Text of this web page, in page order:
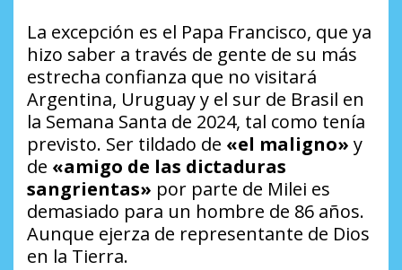
La excepción es el Papa Francisco, que ya
hizo saber a través de gente de su más
estrecha confianza que no visitará
Argentina, Uruguay y el sur de Brasil en
la Semana Santa de 2024, tal como tenía
previsto. Ser tildado de «el maligno» y
de «amigo de las dictaduras
sangrientas» por parte de Milei es
demasiado para un hombre de 86 años.
Aunque ejerza de representante de Dios
en la Tierra.